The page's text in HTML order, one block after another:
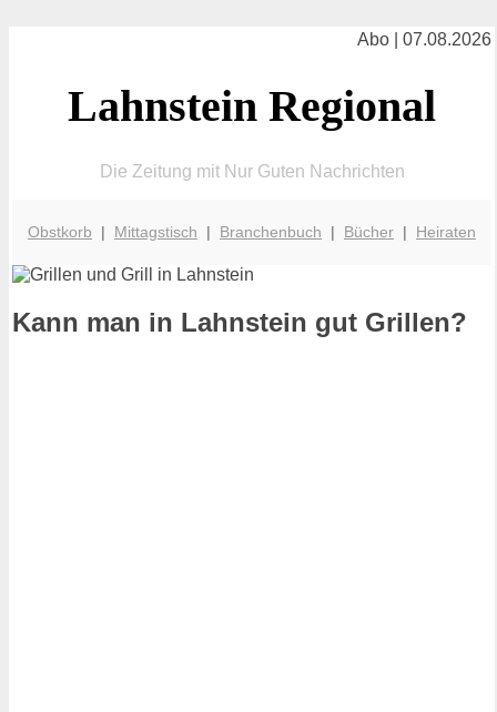
Abo | 07.08.2026
Lahnstein Regional
Die Zeitung mit Nur Guten Nachrichten
Obstkorb | Mittagstisch | Branchenbuch | Bücher | Heiraten
Kann man in Lahnstein gut Grillen?